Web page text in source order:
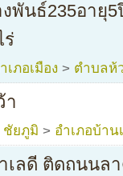
งพันธ์235อายุ
ร่
เภอเมือง > ตำบลห้
า
ชัยภูมิ > อำเภอบ้าน
ลดี ติดถนนล